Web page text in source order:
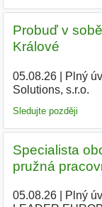
Probuď v
Králové
05.08.26| Plný
Solutions, s.r.o.
Sledujte později
Specialista
pružná
05.08.26| Plný